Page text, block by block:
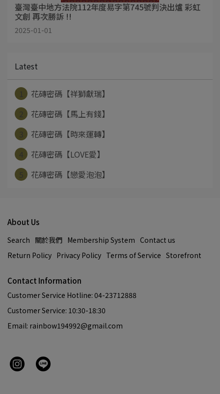
臺灣臺中地方法院112年度易字第745號判決出爐 彩虹
文創 再次勝訴 !!
2025-01-01
Latest
花磚密碼【祥獅獻瑞】
花磚密碼【馬上有錢】
花磚密碼【時來運轉】
花磚密碼【LOVE愛】
花磚密碼【戀愛泡泡】
About Us
Search 關於我們 Membership System Contact us
Return Policy Privacy Policy Terms of Service Storefront
Contact Information
Customer Service Hotline: 04-23712888
Customer Service: 10:30-18:30
Email: rainbow194992@gmail.com